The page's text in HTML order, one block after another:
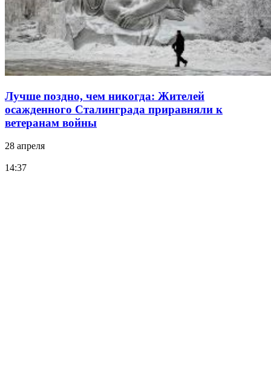
Лучше поздно, чем никогда: Жителей
осажденного Сталинграда приравняли к
ветеранам войны
28 апреля
14:37